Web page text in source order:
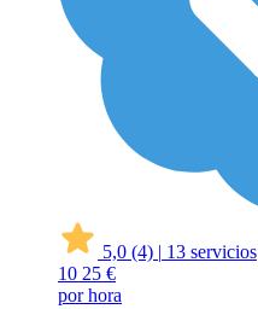
5,0 (4) | 13 servicios
10 25 €
por hora